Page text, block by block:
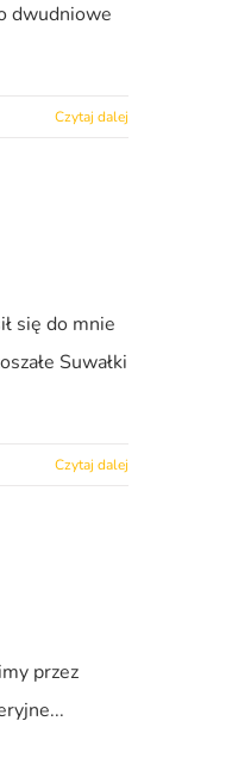
dwudniowe
Czytaj dalej
się do mnie
Suwałki
Czytaj dalej
przez